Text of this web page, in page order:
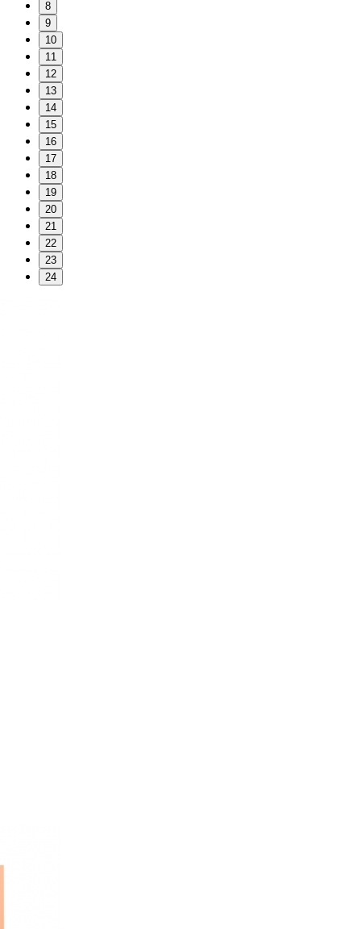
8
9
10
11
12
13
14
15
16
17
18
19
20
21
22
23
24